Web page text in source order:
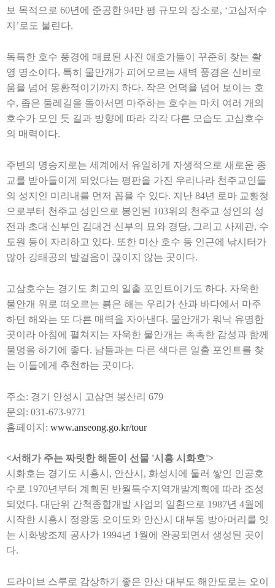
보 목적으로 60년에 준공한 94만 평 규모의 장소로, ‘고삼저수
지 ’ 로도 불린다.
독특한 호수 풍경에 매료된 사진 애호가들이 꾸준히 찾는 촬
영 명소이다. 특히 물안개가 피어오르는 새벽 풍경은 신비로
움을 넘어 몽환적이기까지 하다. 작은 언덕을 넘어 보이는 호
수, 좁은 둘레길을 돌아서면 마주하는 호수는 마치 여러 개의
호수가 모인 듯 길과 방향에 따라 각각 다른 모습도 고삼호수
의 매력이다.
주변의 명승지로는 세계에서 유일하게 자생적으로 새로운 종
교를 받아들이게 되었다는 평판을 가진 우리나라 천주교인들
의 성지인 미리내를 먼저 꼽을 수 있다. 지난 84년 로마 교황청
으로부터 천주교 성인으로 봉인된 103위의 천주교 성인의 성
전과 초대 신부인 김대건 신부의 묘와 경당, 그리고 사제관, 수
도원 등이 자리하고 있다. 또한 미산 호수 등 인근에 낚시터가
많아 강태공의 발걸음이 끊이지 않는 곳이다.
고삼호수는 경기도 최고의 일출 포인트이기도 하다. 자욱한
물안개 위로 떠오르는 붉은 해는 우리가 산과 바다에서 마주
하던 해와는 또 다른 매력을 자아낸다. 물안개가 워낙 유명한
곳이라 아침에 펼쳐지는 자욱한 물안개는 촉촉한 감성과 함께
물멍을 하기에 좋다. 남들과는 다른 색다른 일출 포인트를 찾
는 이들에게 추천하는 곳이다.
주소: 경기 안성시 고삼면 봉산리 679
문의 : 031-673-9771
홈페이지 : www.anseong.go.kr/tour
<서해가 주는 짜릿한 해돋이 선물 '시흥 시화호'>
시화호는 경기도 시흥시 , 안산시 , 화성시에 둘러 쌓인 인공호
수로 1970년부터 계획된 반월특수지역개발계획에 따라 조성
되었다. 대단위 간척종합개발 사업의 일환으로 1987년 4월에
시작한 시흥시 정왕동 오이도와 안산시 대부동 방아머리를 잇
는 시화방조제 공사가 1994년 1 월에 완공되면서 생성된 곳이
다.
드라이브 스루로 감상하기 좋은 안산 대부도 해안도로는 오이